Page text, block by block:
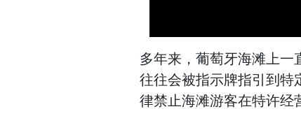
多年来，葡萄牙海滩上一
往往会被指示牌指引到特
律禁止海滩游客在特许经